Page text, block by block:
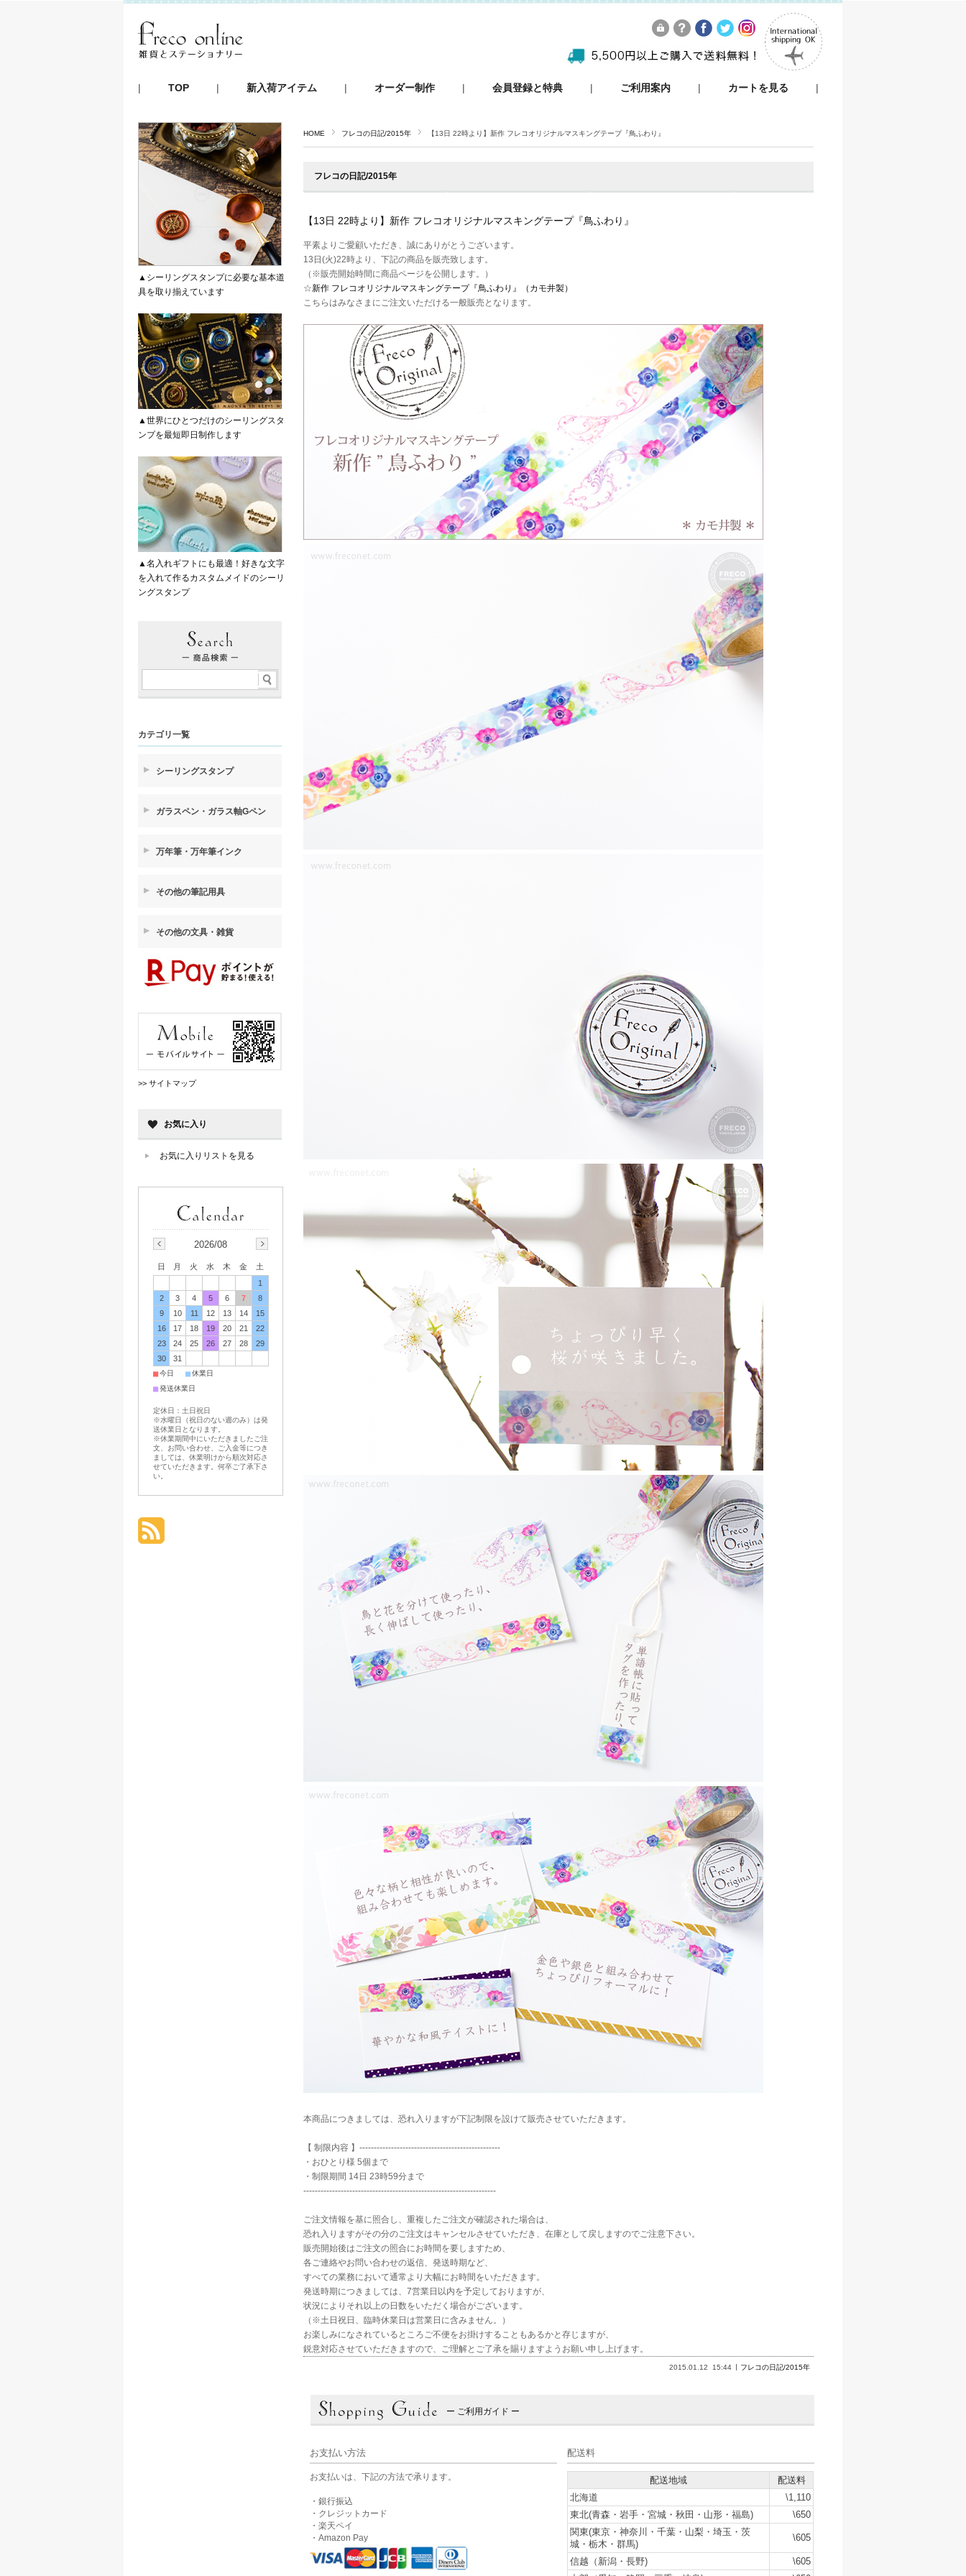
TOP 新入荷アイテム オーダー制作 会員登録と特典 ご利用案内 カートを見る
HOME フレコの日記/2015年 【13日 22時より】新作 フレコオリジナルマスキングテープ『鳥ふわり』
フレコの日記/2015年
【13日 22時より】新作 フレコオリジナルマスキングテープ『鳥ふわり』
平素よりご愛顧いただき、誠にありがとうございます。
13日(火)22時より、下記の商品を販売致します。
（※販売開始時間に商品ページを公開します。）
☆新作 フレコオリジナルマスキングテープ『鳥ふわり』（カモ井製）
こちらはみなさまにご注文いただける一般販売となります。
本商品につきましては、恐れ入りますが下記制限を設けて販売させていただきます。
【 制限内容 】-------------------------------------------------
・おひとり様 5個まで
・制限期間 14日 23時59分まで
-------------------------------------------------------------------
ご注文情報を基に照合し、重複したご注文が確認された場合は、
恐れ入りますがその分のご注文はキャンセルさせていただき、在庫として戻しますのでご注意下さい。
販売開始後はご注文の照合にお時間を要しますため、
各ご連絡やお問い合わせの返信、発送時期など、
すべての業務において通常より大幅にお時間をいただきます。
発送時期につきましては、7営業日以内を予定しておりますが、
状況によりそれ以上の日数をいただく場合がございます。
（※土日祝日、臨時休業日は営業日に含みません。）
お楽しみになされているところご不便をお掛けすることもあるかと存じますが、
鋭意対応させていただきますので、ご理解とご了承を賜りますようお願い申し上げます。
2015.01.12 15:44 フレコの日記/2015年
ー ご利用ガイド ー
お支払い方法
お支払いは、下記の方法で承ります。
・銀行振込
・クレジットカード
・楽天ペイ
・Amazon Pay
配送料
配送地域
配送料
北海道
\1,110
東北(青森・岩手・宮城・秋田・山形・福島)
\650
関東(東京・神奈川・千葉・山梨・埼玉・茨
城・栃木・群馬)
\605
信越（新潟・長野)
\605
▲シーリングスタンプに必要な基本道
具を取り揃えています
▲世界にひとつだけのシーリングスタ
ンプを最短即日制作します
▲名入れギフトにも最適！好きな文字
を入れて作るカスタムメイドのシーリ
ングスタンプ
カテゴリ一覧
シーリングスタンプ
ガラスペン・ガラス軸Gペン
万年筆・万年筆インク
その他の筆記用具
その他の文具・雑貨
>> サイトマップ
お気に入り
お気に入りリストを見る
2026/08
日 月 火 水 木 金
土
1
2
3 4 5 6 7
8
9
10 11 12 13 14
15
16
17 18 19 20 21
22
23
24 25 26 27 28
29
30
31
■今日 ■休業日
■発送休業日
定休日：土日祝日
※水曜日（祝日のない週のみ）は発
送休業日となります。
※休業期間中にいただきましたご注
文、お問い合わせ、ご入金等につき
ましては、休業明けから順次対応さ
せていただきます。何卒ご了承下さ
い。